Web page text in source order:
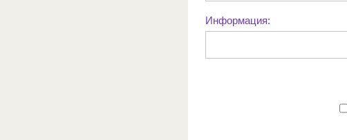
Информация: